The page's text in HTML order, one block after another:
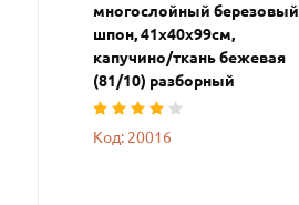
многослойный березовый
шпон, 41х40х99см,
капучино/ткань бежевая
(81/10) разборный
Код: 20016